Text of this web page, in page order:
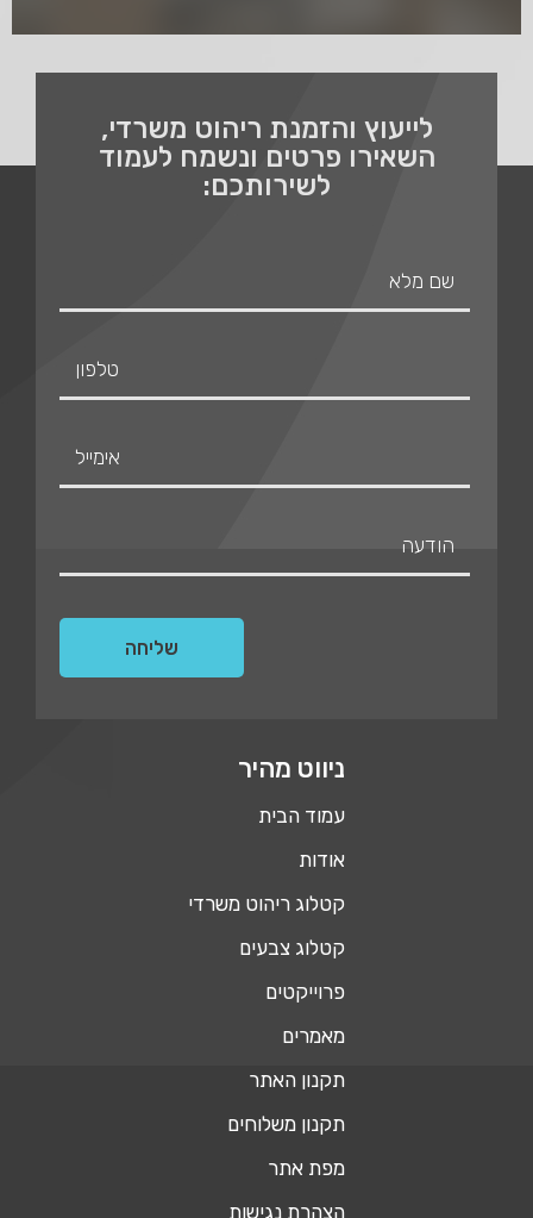
לייעוץ והזמנת ריהוט משרדי,
השאירו פרטים ונשמח לעמוד
לשירותכם:
ניווט מהיר
עמוד הבית
אודות
קטלוג ריהוט משרדי
קטלוג צבעים
פרוייקטים
מאמרים
תקנון האתר
תקנון משלוחים
מפת אתר
הצהרת נגישות